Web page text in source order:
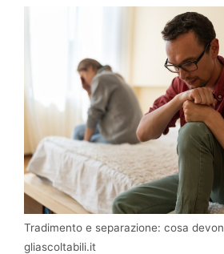
Tradimento e separazione: cosa
gliascoltabili.it